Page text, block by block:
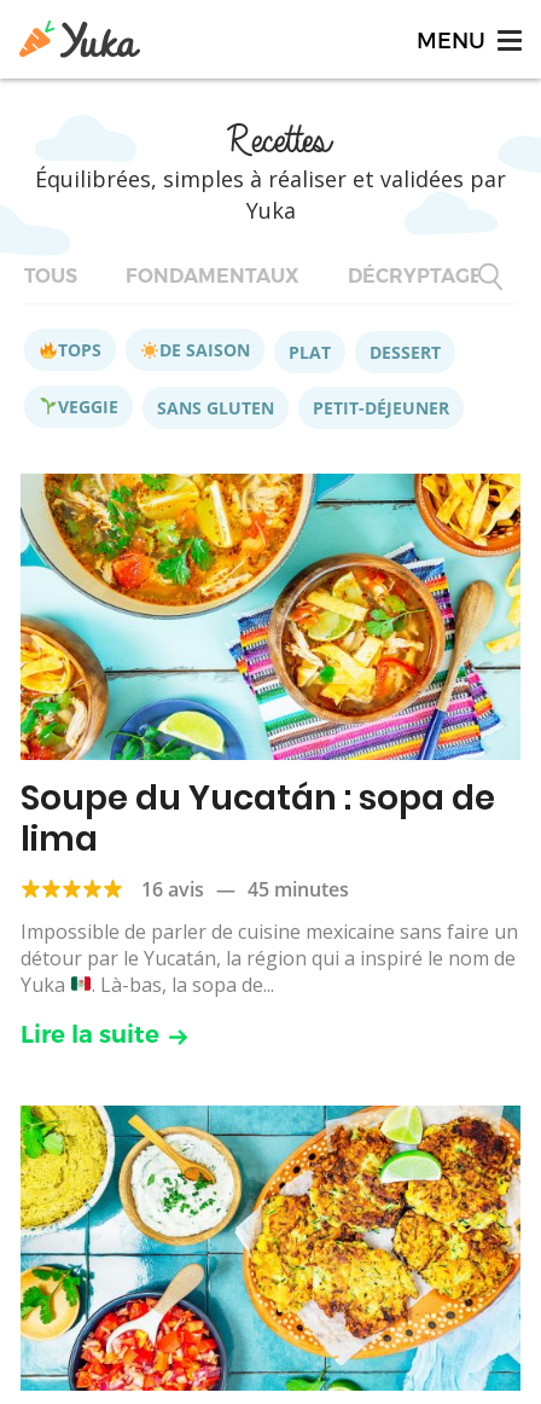
Recettes
Équilibrées, simples à réaliser et validées par
Yuka
TOUS FONDAMENTAUX DÉCRYPTAGES
TOPS DE SAISON PLAT DESSERT
VEGGIE SANS GLUTEN PETIT-DÉJEUNER
Soupe du Yucatán : sopa de
lima
16 avis — 45 minutes
Impossible de parler de cuisine mexicaine sans faire un
détour par le Yucatán, la région qui a inspiré le nom de
Yuka
. Là-bas, la sopa de...
Lire la suite